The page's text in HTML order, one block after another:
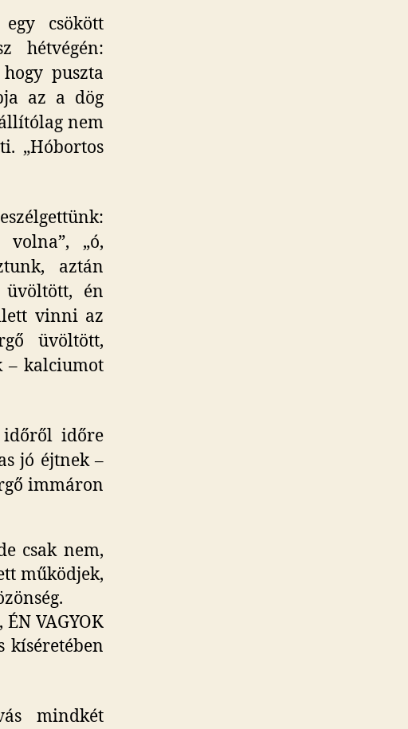
csökött
hétvégén:
puszta
az a dög
nem
„Hóbortos
„ó,
aztán
üvöltött, én
vinni az
üvöltött,
– kalciumot
időről időre
jó éjtnek –
immáron
csak nem,
működjek,
VAGYOK
kíséretében
mindkét